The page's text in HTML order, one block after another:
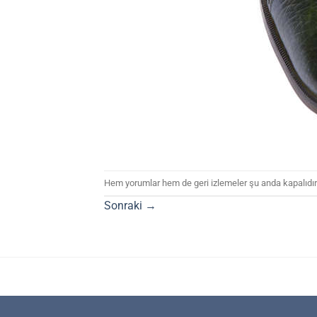
Hem yorumlar hem de geri izlemeler şu anda
Sonraki →